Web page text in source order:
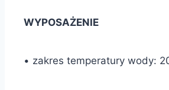
WYPOSAŻENIE
• zakres temperatury wody: